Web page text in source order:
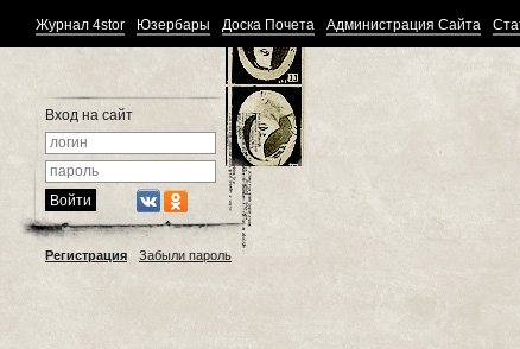
Журнал 4stor Юзербары Доска Почета Администрация Сайта
Вход на сайт
Регистрация Забыли пароль